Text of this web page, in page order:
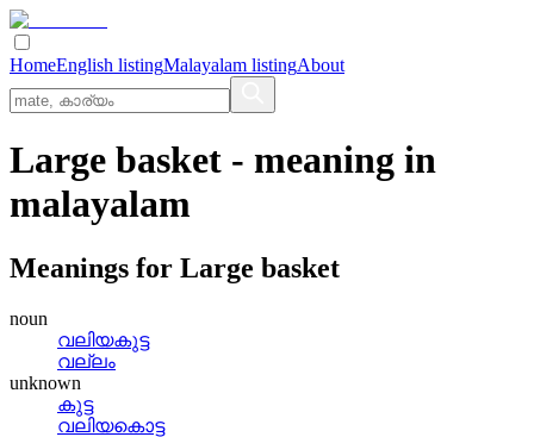
HomeEnglish listingMalayalam listingAbout
Large basket - meaning in
malayalam
Meanings for Large basket
noun
വലിയകുട്ട
വല്ലം
unknown
കുട്ട
വലിയകൊട്ട